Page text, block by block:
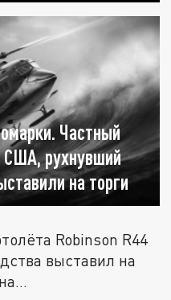
Частный
США, рухнувший
на торги
Robinson R44
выставил на